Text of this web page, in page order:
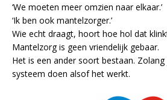
‘We moeten meer omzien naar elkaar.’
‘Ik ben ook mantelzorger.’
Wie echt draagt, hoort hoe hol dat
Mantelzorg is geen vriendelijk gebaar.
Het is een ander soort bestaan.
systeem doen alsof het werkt.